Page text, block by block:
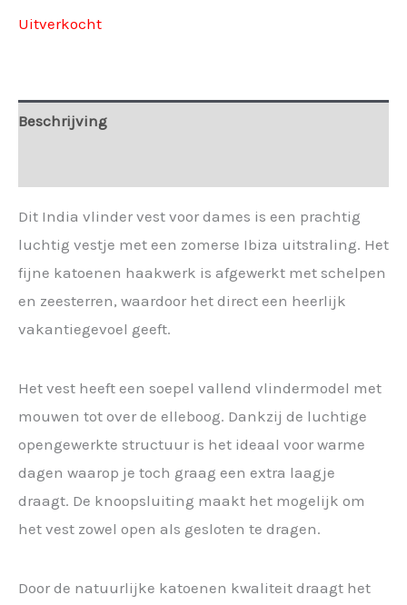
Uitverkocht
Beschrijving
Dit India vlinder vest voor dames is een prachtig
luchtig vestje met een zomerse Ibiza uitstraling. Het
fijne katoenen haakwerk is afgewerkt met schelpen
en zeesterren, waardoor het direct een heerlijk
vakantiegevoel geeft.
Het vest heeft een soepel vallend vlindermodel met
mouwen tot over de elleboog. Dankzij de luchtige
opengewerkte structuur is het ideaal voor warme
dagen waarop je toch graag een extra laagje
draagt. De knoopsluiting maakt het mogelijk om
het vest zowel open als gesloten te dragen.
Door de natuurlijke katoenen kwaliteit draagt het